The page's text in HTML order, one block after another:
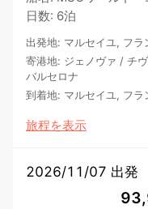
日数: 6泊
出発地: マルセイユ, フラ
寄港地: ジェノヴァ / チ
バルセロナ
到着地: マルセイユ, フラ
旅程を表示
2026/11/07 出発